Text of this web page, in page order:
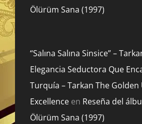
Ölürüm Sana (1997)
“Salına Salına Sinsice” –
Elegancia Seductora Que
Turquía – Tarkan The
Excellence en Reseña del
Ölürüm Sana (1997)